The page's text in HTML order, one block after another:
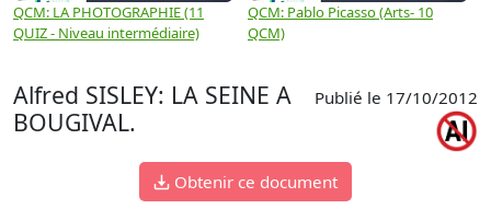
QCM: LA PHOTOGRAPHIE (11
QUIZ - Niveau intermédiaire)
QCM: Pablo Picasso (Arts- 10
QCM)
Alfred SISLEY: LA SEINE A
BOUGIVAL.
Publié le 17/10/2012
Obtenir ce document